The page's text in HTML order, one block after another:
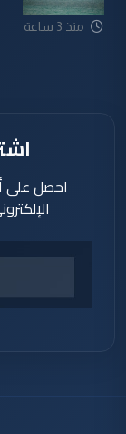
منذ 3 ساعة
احصل على